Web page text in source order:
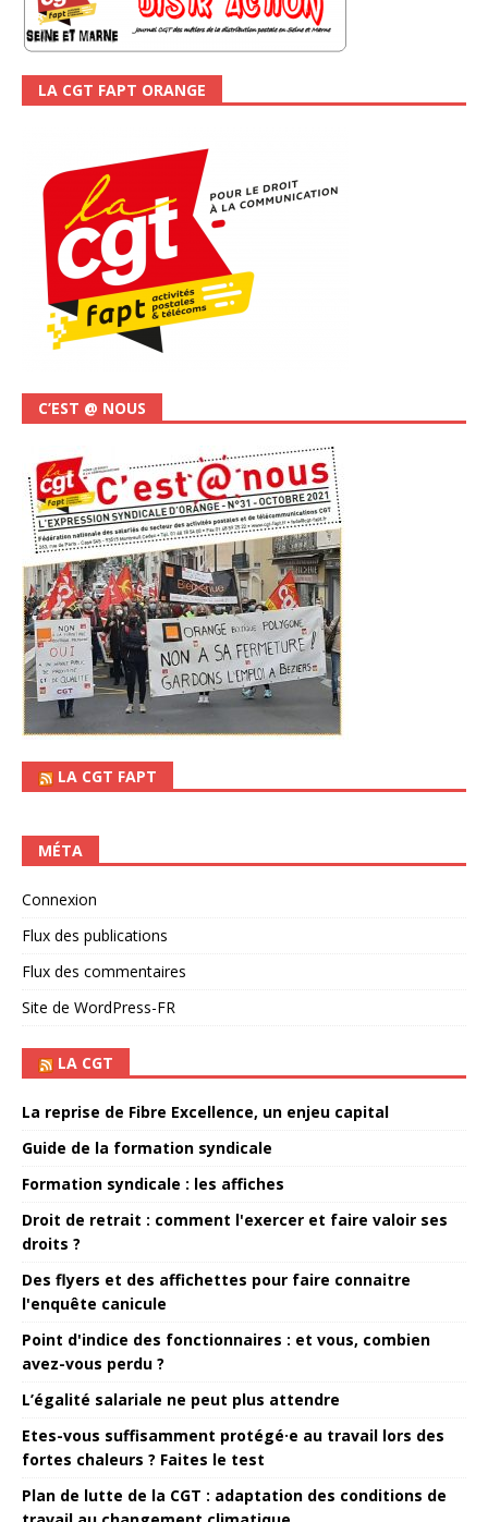
LA CGT FAPT ORANGE
C’EST @ NOUS
LA CGT FAPT
MÉTA
Connexion
Flux des publications
Flux des commentaires
Site de WordPress-FR
LA CGT
La reprise de Fibre Excellence, un enjeu capital
Guide de la formation syndicale
Formation syndicale : les affiches
Droit de retrait : comment l'exercer et faire valoir ses
droits ?
Des flyers et des affichettes pour faire connaitre
l'enquête canicule
Point d'indice des fonctionnaires : et vous, combien
avez-vous perdu ?
L’égalité salariale ne peut plus attendre
Etes-vous suffisamment protégé·e au travail lors des
fortes chaleurs ? Faites le test
Plan de lutte de la CGT : adaptation des conditions de